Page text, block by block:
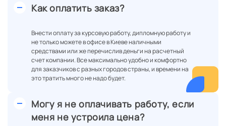
Как оплатить заказ?
Внести оплату за курсовую работу, дипломную работу и
не только можете в офисе в Киеве наличными
средствами или же перечислив деньги на расчетный
счет компании. Все максимально удобно и комфортно
для заказчиков с разных городов страны, и времени на
это тратить много не надо будет.
Могу я не оплачивать работу, если
меня не устроила цена?